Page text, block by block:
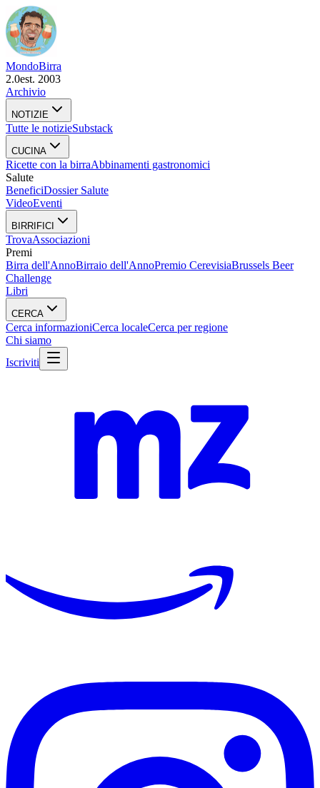
MondoBirra
2.0est. 2003
Archivio
NOTIZIE
Tutte le notizieSubstack
CUCINA
Ricette con la birraAbbinamenti gastronomici
Salute
BeneficiDossier Salute
VideoEventi
BIRRIFICI
TrovaAssociazioni
Premi
Birra dell'AnnoBirraio dell'AnnoPremio CerevisiaBrussels Beer
Challenge
Libri
CERCA
Cerca informazioniCerca localeCerca per regione
Chi siamo
Iscriviti